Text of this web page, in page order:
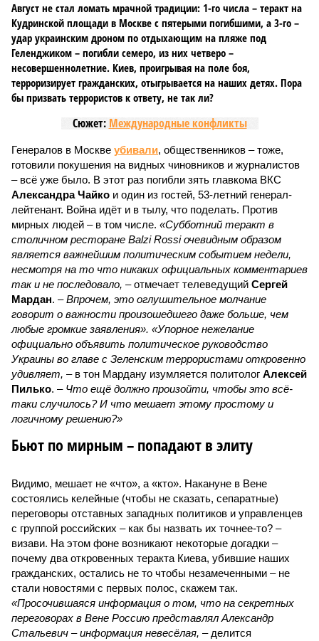
Август не стал ломать мрачной традиции: 1-го числа – теракт на
Кудринской площади в Москве с пятерыми погибшими, а 3-го –
удар украинским дроном по отдыхающим на пляже под
Геленджиком – погибли семеро, из них четверо –
несовершеннолетние. Киев, проигрывая на поле боя,
терроризирует гражданских, отыгрывается на наших детях. Пора
бы призвать террористов к ответу, не так ли?
Сюжет: Международные конфликты
Генералов в Москве убивали, общественников – тоже,
готовили покушения на видных чиновников и журналистов
– всё уже было. В этот раз погибли зять главкома ВКС
Александра Чайко и один из гостей, 53-летний генерал-
лейтенант. Война идёт и в тылу, что поделать. Против
мирных людей – в том числе. «Субботний теракт в
столичном ресторане Balzi Rossi очевидным образом
является важнейшим политическим событием недели,
несмотря на то что никаких официальных комментариев
так и не последовало, – отмечает телеведущий Сергей
Мардан. –Впрочем, это оглушительное молчание
говорит о важности произошедшего даже больше, чем
любые громкие заявления». «Упорное нежелание
официально объявить политическое руководство
Украины во главе с Зеленским террористами откровенно
удивляет, – в тон Мардану изумляется политолог Алексей
Пилько. – Что ещё должно произойти, чтобы это всё-
таки случилось? И что мешает этому простому и
логичному решению?»
Бьют по мирным – попадают в элиту
Видимо, мешает не «что», а «кто». Накануне в Вене
состоялись келейные (чтобы не сказать, сепаратные)
переговоры отставных западных политиков и управленцев
с группой российских – как бы назвать их точнее-то? –
визави. На этом фоне возникают некоторые догадки –
почему два откровенных теракта Киева, убившие наших
гражданских, остались не то чтобы незамеченными – не
стали новостями с первых полос, скажем так.
«Просочившаяся информация о том, что на секретных
переговорах в Вене Россию представлял Александр
Стальевич – информация невесёлая, – делится